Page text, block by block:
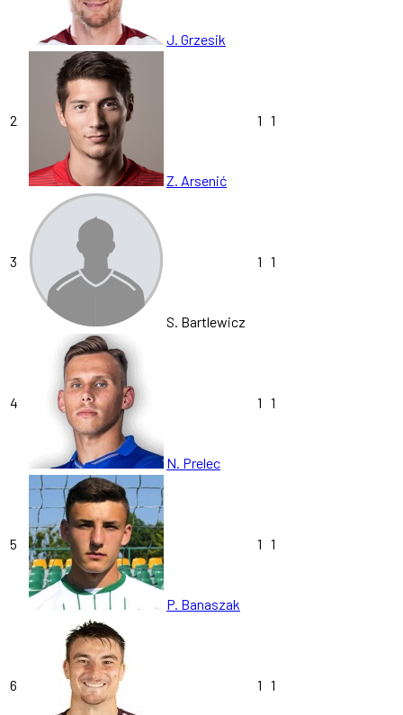
J. Grzesik
2
Z. Arsenić
1 1
3
S. Bartlewicz
1 1
4
N. Prelec
1 1
5
P. Banaszak
1 1
6 1 1